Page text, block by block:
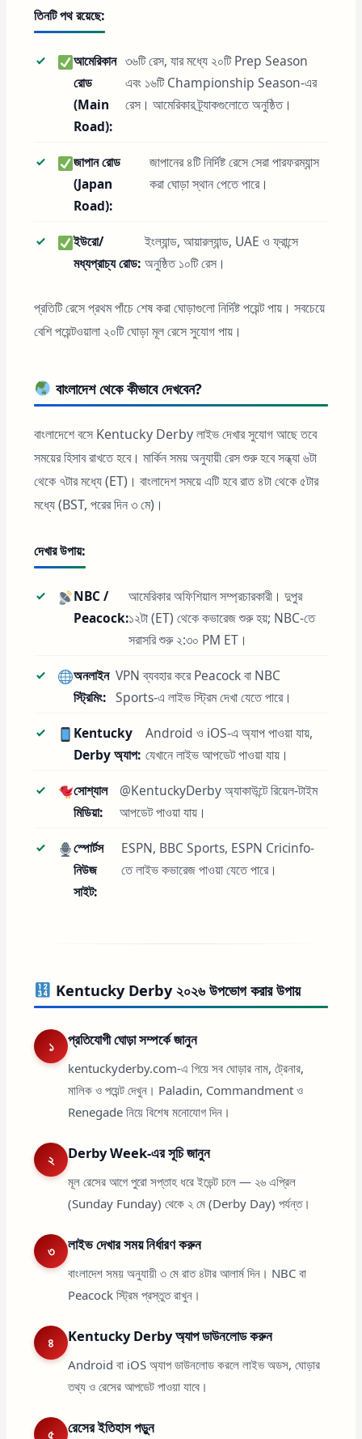
তিনটি পথ রয়েছে:
আমেরিকান
রোড
(Main
Road):
৩৬টি রেস, যার মধ্যে ২০টি Prep Season
এবং ১৬টি Championship Season-এর
রেস। আমেরিকার ট্র্যাকগুলোতে অনুষ্ঠিত।
জাপান রোড
(Japan
Road):
জাপানের ৪টি নির্দিষ্ট রেসে সেরা পারফরম্যান্স
করা ঘোড়া স্থান পেতে পারে।
ইউরো/
মধ্যপ্রাচ্য রোড:
ইংল্যান্ড, আয়ারল্যান্ড, UAE ও ফ্রান্সে
অনুষ্ঠিত ১০টি রেস।
প্রতিটি রেসে প্রথম পাঁচে শেষ করা ঘোড়াগুলো নির্দিষ্ট পয়েন্ট পায়। সবচেয়ে
বেশি পয়েন্টওয়ালা ২০টি ঘোড়া মূল রেসে সুযোগ পায়।
বাংলাদেশ থেকে কীভাবে দেখবেন?
বাংলাদেশে বসে Kentucky Derby লাইভ দেখার সুযোগ আছে তবে
সময়ের হিসাব রাখতে হবে। মার্কিন সময় অনুযায়ী রেস শুরু হবে সন্ধ্যা ৬টা
থেকে ৭টার মধ্যে (ET)। বাংলাদেশ সময়ে এটি হবে রাত ৪টা থেকে ৫টার
মধ্যে (BST, পরের দিন ৩ মে)।
দেখার উপায়:
NBC /
Peacock:
আমেরিকার অফিশিয়াল সম্প্রচারকারী। দুপুর
১২টা (ET) থেকে কভারেজ শুরু হয়; NBC-তে
সরাসরি শুরু ২:৩০ PM ET।
অনলাইন
স্ট্রিমিং:
VPN ব্যবহার করে Peacock বা NBC
Sports-এ লাইভ স্ট্রিম দেখা যেতে পারে।
Kentucky
Derby অ্যাপ:
Android ও iOS-এ অ্যাপ পাওয়া যায়,
যেখানে লাইভ আপডেট পাওয়া যায়।
সোশ্যাল
মিডিয়া:
@KentuckyDerby অ্যাকাউন্টে রিয়েল-টাইম
আপডেট পাওয়া যায়।
স্পোর্টস
নিউজ
সাইট:
ESPN, BBC Sports, ESPN Cricinfo-
তে লাইভ কভারেজ পাওয়া যেতে পারে।
Kentucky Derby ২০২৬ উপভোগ করার উপায়
১ প্রতিযোগী ঘোড়া সম্পর্কে জানুন
kentuckyderby.com-এ গিয়ে সব ঘোড়ার নাম, ট্রেনার,
মালিক ও পয়েন্ট দেখুন। Paladin, Commandment ও
Renegade নিয়ে বিশেষ মনোযোগ দিন।
২ Derby Week-এর সূচি জানুন
মূল রেসের আগে পুরো সপ্তাহ ধরে ইভেন্ট চলে — ২৬ এপ্রিল
(Sunday Funday) থেকে ২ মে (Derby Day) পর্যন্ত।
৩ লাইভ দেখার সময় নির্ধারণ করুন
বাংলাদেশ সময় অনুযায়ী ৩ মে রাত ৪টার আলার্ম দিন। NBC বা
Peacock স্ট্রিম প্রস্তুত রাখুন।
৪ Kentucky Derby অ্যাপ ডাউনলোড করুন
Android বা iOS অ্যাপ ডাউনলোড করলে লাইভ অডস, ঘোড়ার
তথ্য ও রেসের আপডেট পাওয়া যাবে।
৫ রেসের ইতিহাস পড়ুন